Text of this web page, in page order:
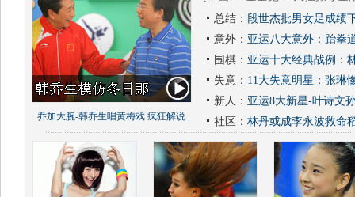
乔加大腕-韩乔生唱黄梅戏 疯狂解说
总结： 段世杰批男女足成绩
意外： 亚运八大意外：跆拳
围棋： 亚运十大经典战例：
失意： 11大失意明星：张琳
新人： 亚运8大新星-叶诗文
社区： 林丹或成李永波救命